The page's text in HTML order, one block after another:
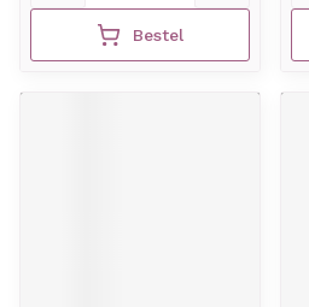
Bestel